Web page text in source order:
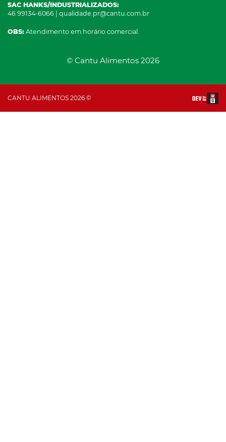
SAC HANKS/INDUSTRIALIZADOS:
46 99134-6066 | qualidade.pr@cantu.com.br
OBS: Atendimento em horário comercial.
© Cantu Alimentos 2026
CANTU ALIMENTOS 2026 ©